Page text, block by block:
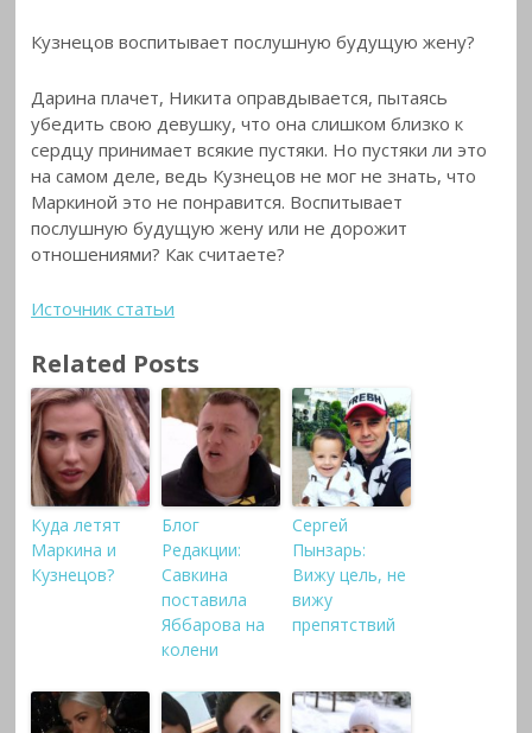
Кузнецов воспитывает послушную будущую жену?
Дарина плачет, Никита оправдывается, пытаясь
убедить свою девушку, что она слишком близко к
сердцу принимает всякие пустяки. Но пустяки ли это
на самом деле, ведь Кузнецов не мог не знать, что
Маркиной это не понравится. Воспитывает
послушную будущую жену или не дорожит
отношениями? Как считаете?
Источник статьи
Related Posts
Куда летят
Маркина и
Кузнецов?
Блог
Редакции:
Савкина
поставила
Яббарова на
колени
Сергей
Пынзарь:
Вижу цель, не
вижу
препятствий